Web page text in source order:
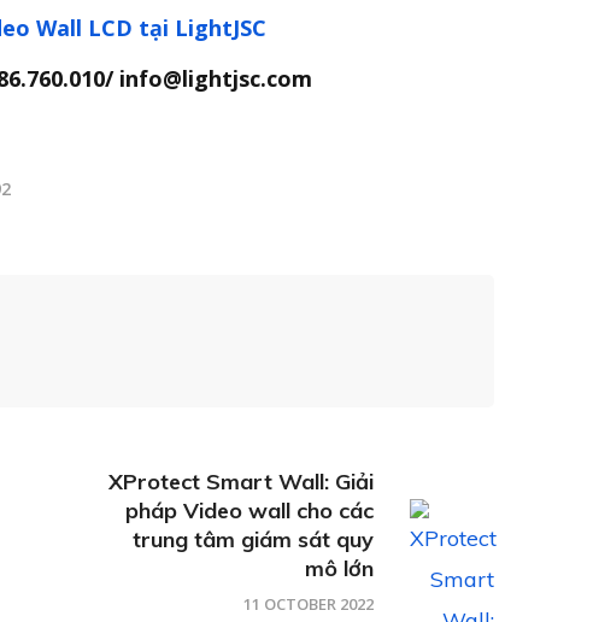
Wall LCD tại LightJSC
info@lightjsc.com
XProtect Smart Wall: Giải
pháp Video wall cho các
trung tâm giám sát quy
mô lớn
11 OCTOBER 2022